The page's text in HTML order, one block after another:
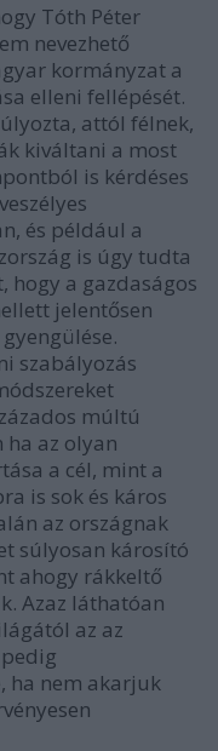
Tóth Péter
nevezhető
kormányzat a
elleni fellépését.
attól félnek,
kiváltani a most
is kérdéses
és például a
is úgy tudta
hogy a gazdaságos
jelentősen
szabályozás
múltú
az olyan
a cél, mint a
is sok és káros
az országnak
súlyosan károsító
ahogy rákkeltő
Azaz láthatóan
az az
ha nem akarjuk